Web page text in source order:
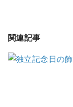
関連記事